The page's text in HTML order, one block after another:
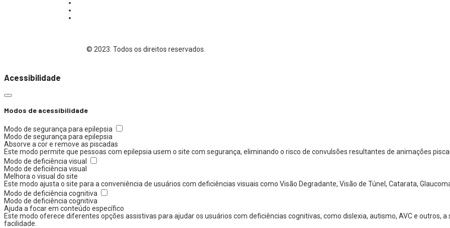
© 2023. Todos os direitos reservados.
Acessibilidade
Modos de acessibilidade
Modo de segurança para epilepsia
Modo de segurança para epilepsia
Absorve a cor e remove as piscadas
Este modo permite que pessoas com epilepsia usem o site com segurança, eliminando o risco de convulsões resultantes de animações
Modo de deficiência visual
Modo de deficiência visual
Melhora o visual do site
Este modo ajusta o site para a conveniência de usuários com deficiências visuais como Visão Degradante, Visão de Túnel, Catarata,
Modo de deficiência cognitiva
Modo de deficiência cognitiva
Ajuda a focar em conteúdo específico
Este modo oferece diferentes opções assistivas para ajudar os usuários com deficiências cognitivas, como dislexia, autismo, AVC e outros,
facilidade.